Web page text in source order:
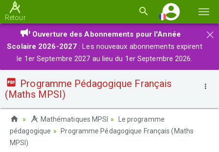
la
Retour
×
Ouverture des Abonnements pour l'Année
Scolaire 2026-2027 : Les nouveaux abonnements expirent
le 1er Septembre 2027 au lieu du 1er Septembre 2026.
Programme Pédagogique Français
(Maths MPSI)
Mathématiques MPSI
Le programme
pédagogique
Programme Pédagogique Français (Maths
MPSI)